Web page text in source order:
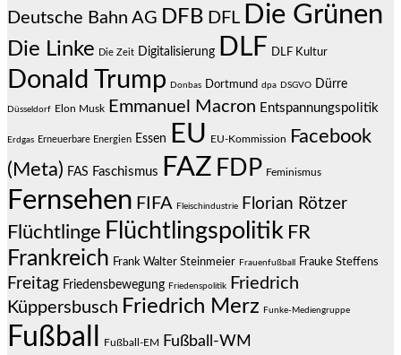
Deutsche Bahn AG DFB DFL Die Grünen
Die Linke Die Zeit Digitalisierung DLF DLF Kultur
Donald Trump Donbas Dortmund dpa DSGVO Dürre
Düsseldorf Elon Musk Emmanuel Macron Entspannungspolitik
Erdgas Erneuerbare Energien Essen EU EU-Kommission
Facebook
(Meta) FAS Faschismus FAZ FDP Feminismus
Fernsehen FIFA Fleischindustrie Florian Rötzer
Flüchtlinge Flüchtlingspolitik FR
Frankreich Frank Walter Steinmeier Frauenfußball Frauke Steffens
Freitag Friedensbewegung Friedenspolitik
Friedrich
Küppersbusch Friedrich Merz Funke-Mediengruppe
Fußball Fußball-EM Fußball-WM